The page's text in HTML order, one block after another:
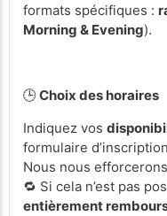
formats spécifiques :
Morning & Evening).
🕒 Choix des horaires
Indiquez vos
formulaire
Nous nous
🔁 Si cela n’est pas
entièrement